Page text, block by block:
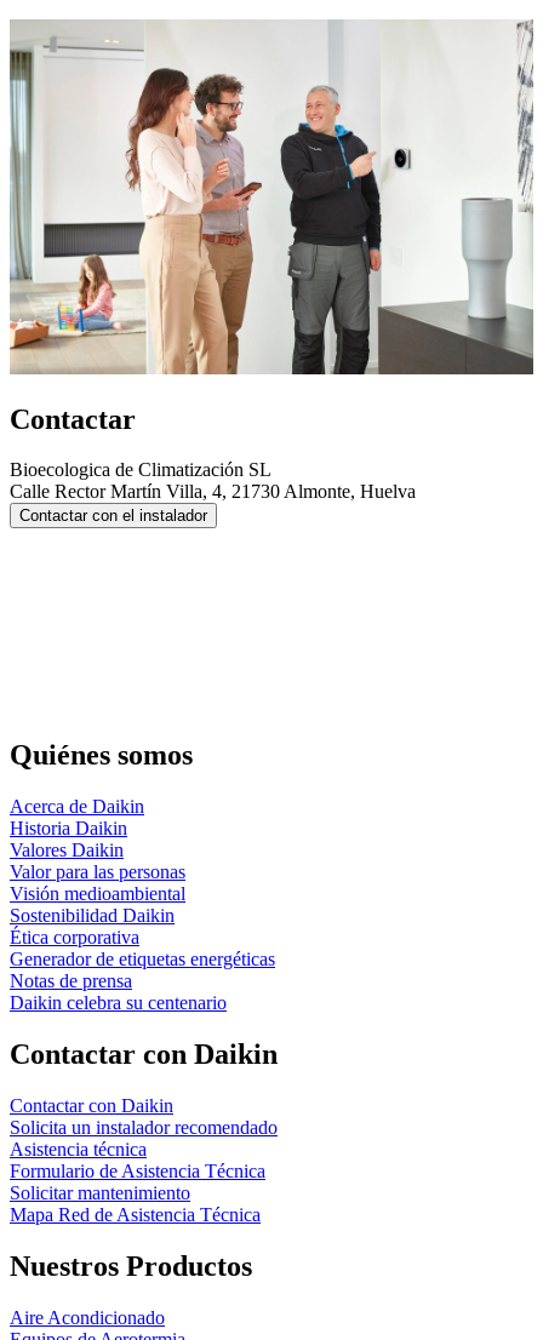
Contactar
Bioecologica de Climatización SL
Calle Rector Martín Villa, 4, 21730 Almonte, Huelva
Contactar con el instalador
Quiénes somos
Acerca de Daikin
Historia Daikin
Valores Daikin
Valor para las personas
Visión medioambiental
Sostenibilidad Daikin
Ética corporativa
Generador de etiquetas energéticas
Notas de prensa
Daikin celebra su centenario
Contactar con Daikin
Contactar con Daikin
Solicita un instalador recomendado
Asistencia técnica
Formulario de Asistencia Técnica
Solicitar mantenimiento
Mapa Red de Asistencia Técnica
Nuestros Productos
Aire Acondicionado